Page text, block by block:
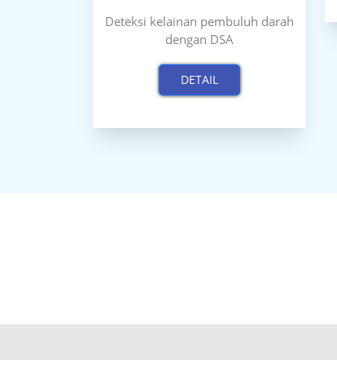
Deteksi kelainan pembuluh darah
dengan DSA
DETAIL